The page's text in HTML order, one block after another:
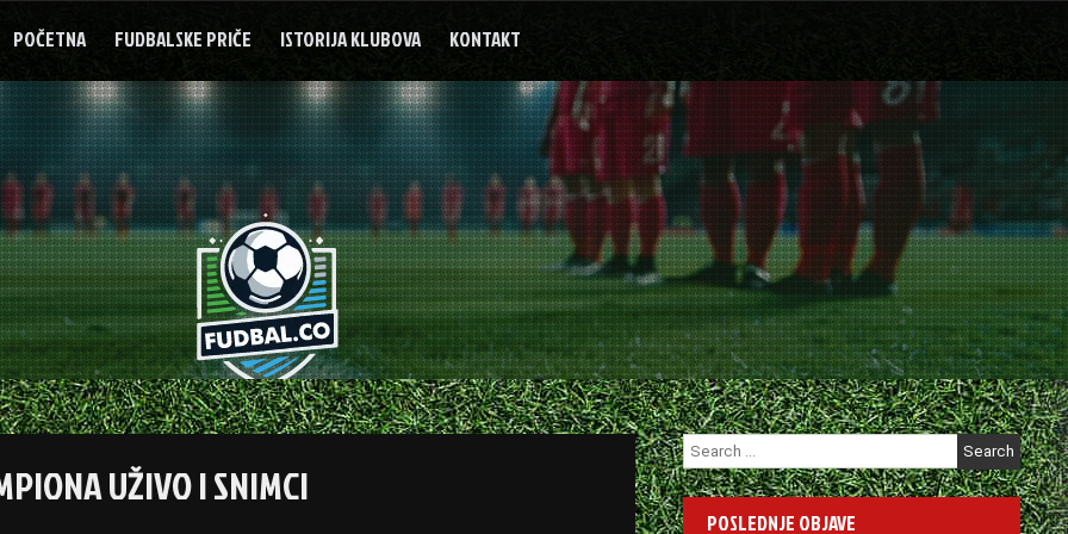
POČETNA FUDBALSKE PRIČE ISTORIJA KLUBOVA KONTAKT
UŽIVO I SNIMCI
Search
for:
POSLEDNJE OBJAVE